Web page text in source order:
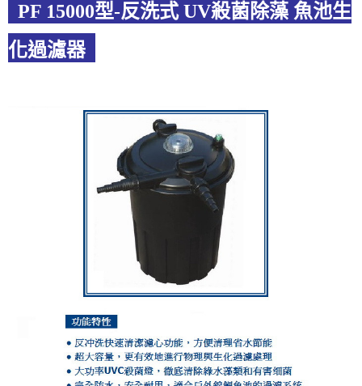
PF 15000型-反洗式 UV殺菌除藻 魚池生
化過濾器